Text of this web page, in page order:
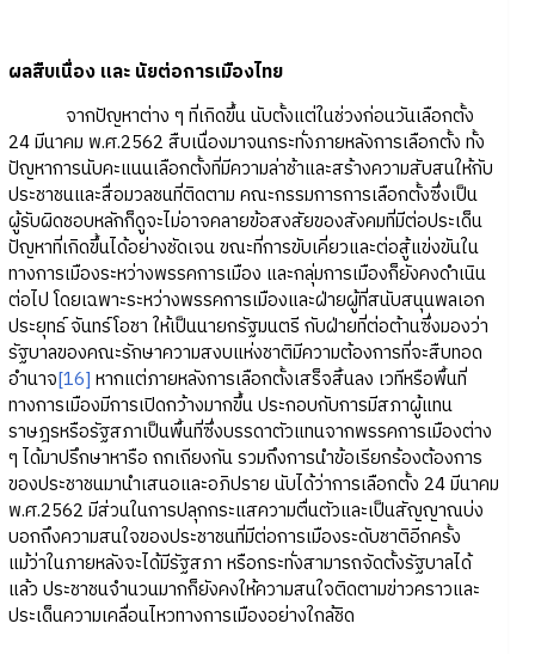
ผลสืบเนื่อง และ นัยต่อการเมืองไทย
จากปัญหาต่าง ๆ ที่เกิดขึ้น นับตั้งแต่ในช่วงก่อนวันเลือกตั้ง
24 มีนาคม พ.ศ.2562 สืบเนื่องมาจนกระทั่งภายหลังการเลือกตั้ง ทั้ง
ปัญหาการนับคะแนนเลือกตั้งที่มีความล่าช้าและสร้างความสับสนให้กับ
ประชาชนและสื่อมวลชนที่ติดตาม คณะกรรมการการเลือกตั้งซึ่งเป็น
ผู้รับผิดชอบหลักก็ดูจะไม่อาจคลายข้อสงสัยของสังคมที่มีต่อประเด็น
ปัญหาที่เกิดขึ้นได้อย่างชัดเจน ขณะที่การขับเคี่ยวและต่อสู้แข่งขันใน
ทางการเมืองระหว่างพรรคการเมือง และกลุ่มการเมืองก็ยังคงดำเนิน
ต่อไป โดยเฉพาะระหว่างพรรคการเมืองและฝ่ายผู้ที่สนับสนุนพลเอก
ประยุทธ์ จันทร์โอชา ให้เป็นนายกรัฐมนตรี กับฝ่ายที่ต่อต้านซึ่งมองว่า
รัฐบาลของคณะรักษาความสงบแห่งชาติมีความต้องการที่จะสืบทอด
อำนาจ[16] หากแต่ภายหลังการเลือกตั้งเสร็จสิ้นลง เวทีหรือพื้นที่
ทางการเมืองมีการเปิดกว้างมากขึ้น ประกอบกับการมีสภาผู้แทน
ราษฎรหรือรัฐสภาเป็นพื้นที่ซึ่งบรรดาตัวแทนจากพรรคการเมืองต่าง
ๆ ได้มาปรึกษาหารือ ถกเถียงกัน รวมถึงการนำข้อเรียกร้องต้องการ
ของประชาชนมานำเสนอและอภิปราย นับได้ว่าการเลือกตั้ง 24 มีนาคม
พ.ศ.2562 มีส่วนในการปลุกกระแสความตื่นตัวและเป็นสัญญาณบ่ง
บอกถึงความสนใจของประชาชนที่มีต่อการเมืองระดับชาติอีกครั้ง
แม้ว่าในภายหลังจะได้มีรัฐสภา หรือกระทั่งสามารถจัดตั้งรัฐบาลได้
แล้ว ประชาชนจำนวนมากก็ยังคงให้ความสนใจติดตามข่าวคราวและ
ประเด็นความเคลื่อนไหวทางการเมืองอย่างใกล้ชิด